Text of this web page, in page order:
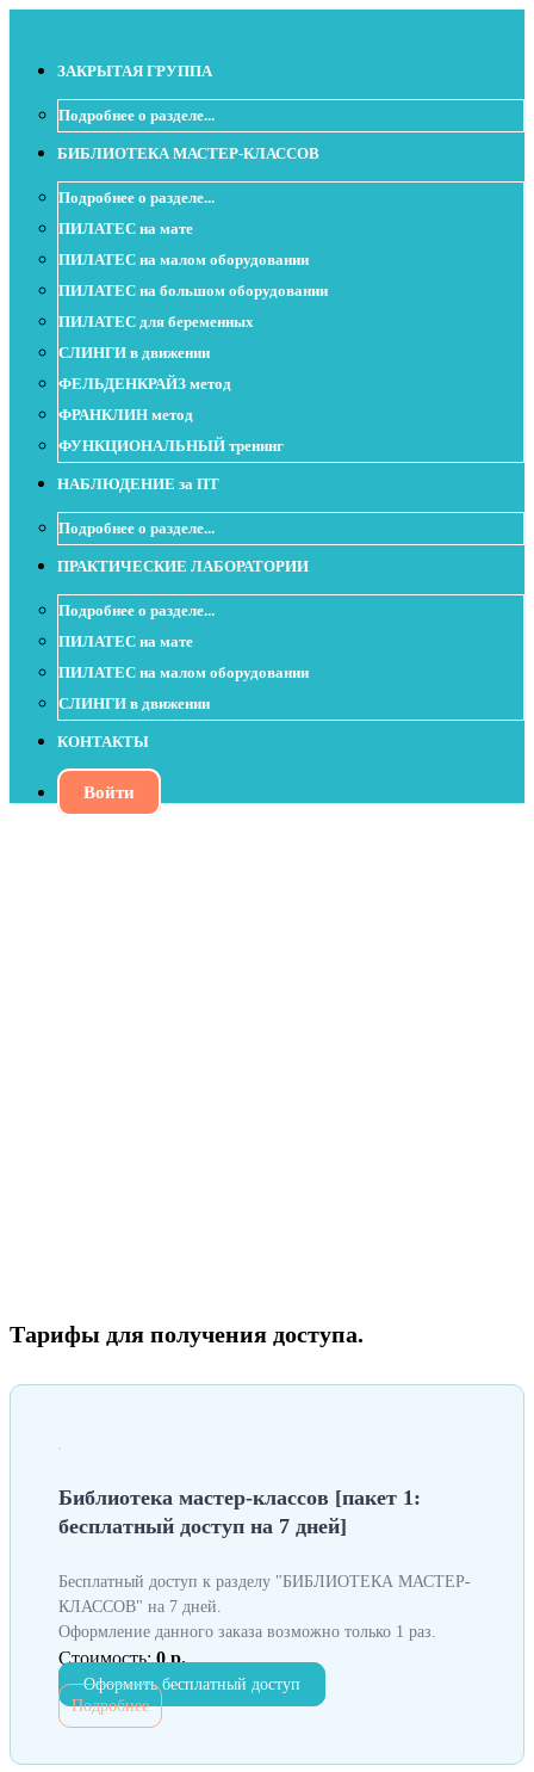
ЗАКРЫТАЯ ГРУППА
Подробнее о разделе...
БИБЛИОТЕКА МАСТЕР-КЛАССОВ
Подробнее о разделе...
ПИЛАТЕС на мате
ПИЛАТЕС на малом оборудовании
ПИЛАТЕС на большом оборудовании
ПИЛАТЕС для беременных
СЛИНГИ в движении
ФЕЛЬДЕНКРАЙЗ метод
ФРАНКЛИН метод
ФУНКЦИОНАЛЬНЫЙ тренинг
НАБЛЮДЕНИЕ за ПТ
Подробнее о разделе...
ПРАКТИЧЕСКИЕ ЛАБОРАТОРИИ
Подробнее о разделе...
ПИЛАТЕС на мате
ПИЛАТЕС на малом оборудовании
СЛИНГИ в движении
КОНТАКТЫ
Войти
Тарифы для получения доступа.
Библиотека мастер-классов [пакет 1:
бесплатный доступ на 7 дней]
Бесплатный доступ к разделу "БИБЛИОТЕКА МАСТЕР-
КЛАССОВ" на 7 дней.
Оформление данного заказа возможно только 1 раз.
Стоимость: 0 р.
Оформить бесплатный доступ
Подробнее